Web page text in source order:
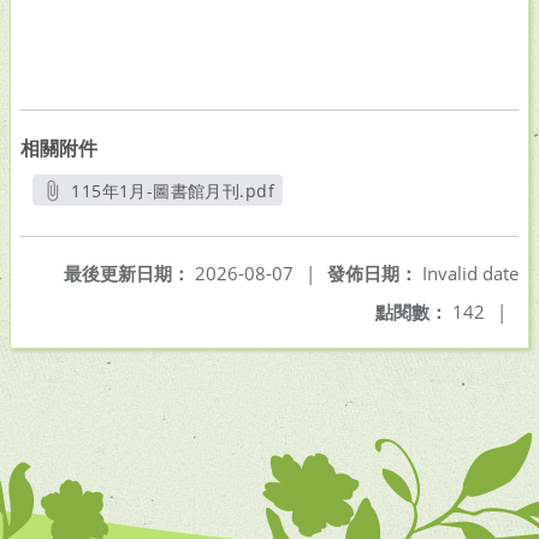
相關附件
115年1月-圖書館月刊.pdf
發佈日期： Invalid date
最後更新日期： 2026-08-07
|
點閱數： 142 |